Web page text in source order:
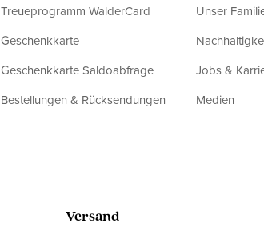
Treueprogramm WalderCard
Geschenkkarte
Geschenkkarte Saldoabfrage
Bestellungen & Rücksendungen
Unser
Jobs &
Medien
Versand